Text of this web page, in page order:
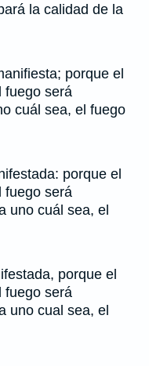
la calidad de la
porque el
fuego será
cuál sea, el fuego
porque el
fuego será
uno cuál sea, el
porque el
fuego será
uno cual sea, el